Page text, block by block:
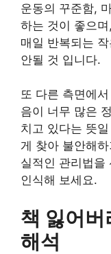
운동의 꾸준함,
하는 것이 좋으
매일 반복되는
안될 것 입니다.
또 다른 측면에
음이 너무 많은
치고 있다는 뜻
게 찾아 불안해
실적인 관리법을
인식해 보세요.
책 잃어버
해석